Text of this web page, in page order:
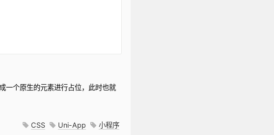
一个原生的元素进行占位，此时也就
CSS Uni-App 小程序